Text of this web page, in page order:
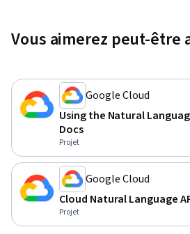
Vous aimerez peut-être
Google Cloud
Using the Natural
Docs
Projet
Google Cloud
Cloud Natural Language
Projet